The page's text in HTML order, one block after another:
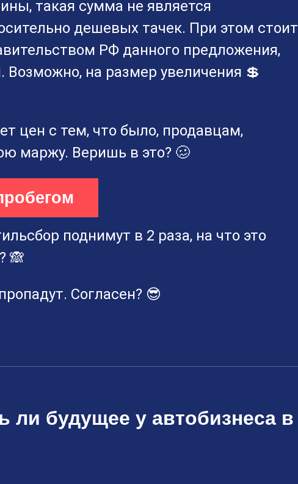
такая сумма не является
дешевых тачек. При этом стоит
РФ данного предложения,
на размер увеличения 💲
цен с тем, что было, продавцам,
маржу. Веришь в это? 🥴
поднимут в 2 раза, на что это
🙈
Согласен? 😎
ли будущее у автобизнеса в